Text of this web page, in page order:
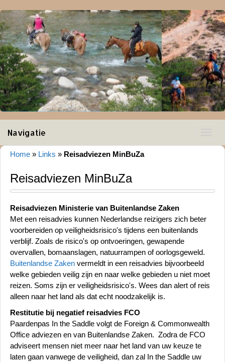
Navigatie
Home » Links » Reisadviezen MinBuZa
Reisadviezen MinBuZa
Reisadviezen Ministerie van Buitenlandse Zaken
Met een reisadvies kunnen Nederlandse reizigers zich beter
voorbereiden op veiligheidsrisico's tijdens een buitenlands
verblijf. Zoals de risico's op ontvoeringen, gewapende
overvallen, bomaanslagen, natuurrampen of oorlogsgeweld.
Buitenlandse Zaken vermeldt in een reisadvies bijvoorbeeld
welke gebieden veilig zijn en naar welke gebieden u niet moet
reizen. Soms zijn er veiligheidsrisico's. Wees dan alert of reis
alleen naar het land als dat echt noodzakelijk is.
Restitutie bij negatief reisadvies FCO
Paardenpas In the Saddle volgt de Foreign & Commonwealth
Office adviezen en van Buitenlandse Zaken. Zodra de FCO
adviseert mensen niet meer naar het land van uw keuze te
laten gaan vanwege de veiligheid, dan zal In the Saddle uw